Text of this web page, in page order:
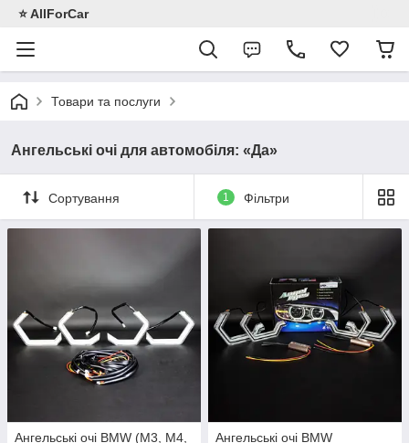
⭐️ AllForCar
Товари та послуги
Ангельські очі для автомобіля: «Да»
Сортування 1 Фільтри
Ангельські очі BMW (M3, M4,
Ангельські очі BMW